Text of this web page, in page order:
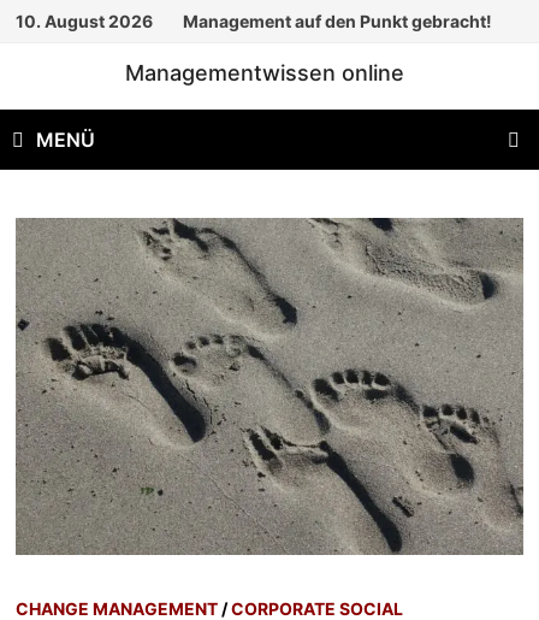
Zum10. August 2026 Management auf den Punkt gebracht!
Managementwissen online
MENÜ
CHANGE MANAGEMENT /CORPORATE SOCIAL